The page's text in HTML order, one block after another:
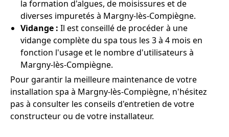
la formation d'algues, de moisissures et de
diverses impuretés à Margny-lès-Compiègne.
Vidange : Il est conseillé de procéder à une
vidange complète du spa tous les 3 à 4 mois en
fonction l'usage et le nombre d'utilisateurs à
Margny-lès-Compiègne.
Pour garantir la meilleure maintenance de votre
installation spa à Margny-lès-Compiègne, n'hésitez
pas à consulter les conseils d'entretien de votre
constructeur ou de votre installateur.